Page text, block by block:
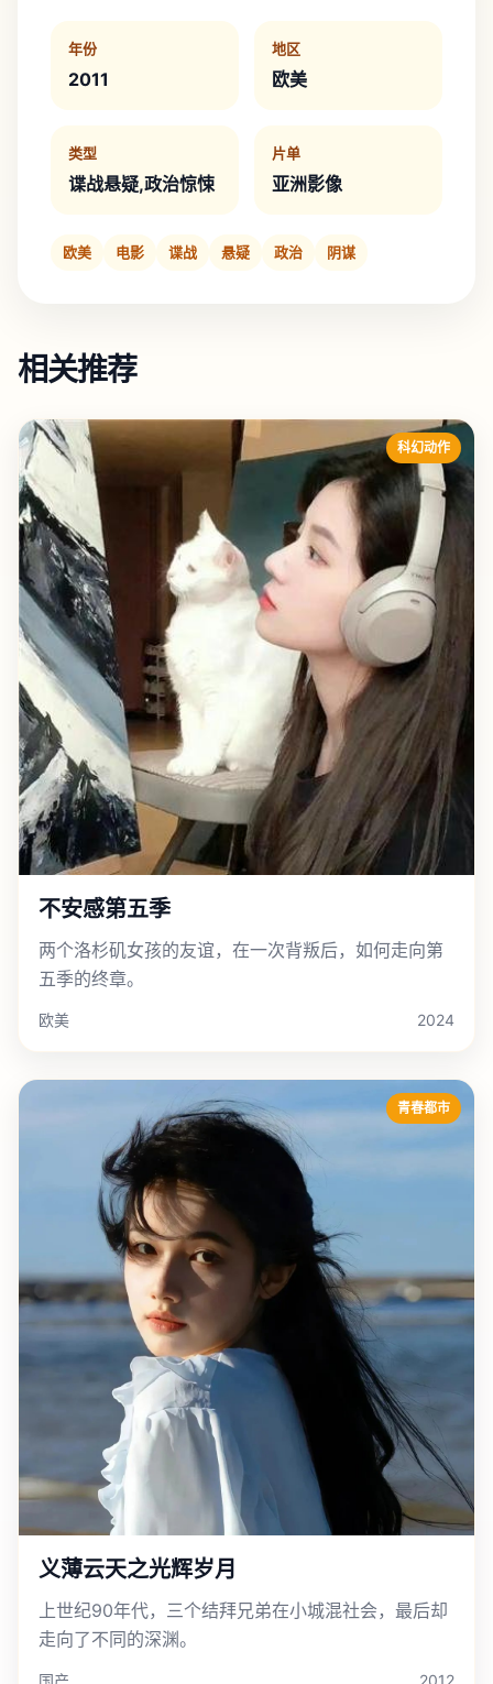
年份
2011
地区
欧美
类型
谍战悬疑,政治惊悚
片单
亚洲影像
欧美 电影 谍战 悬疑 政治 阴谋
相关推荐
科幻动作
不安感第五季
两个洛杉矶女孩的友谊，在一次背叛后，如何走向第
五季的终章。
欧美 2024
青春都市
义薄云天之光辉岁月
上世纪90年代，三个结拜兄弟在小城混社会，最后却
走向了不同的深渊。
国产 2012